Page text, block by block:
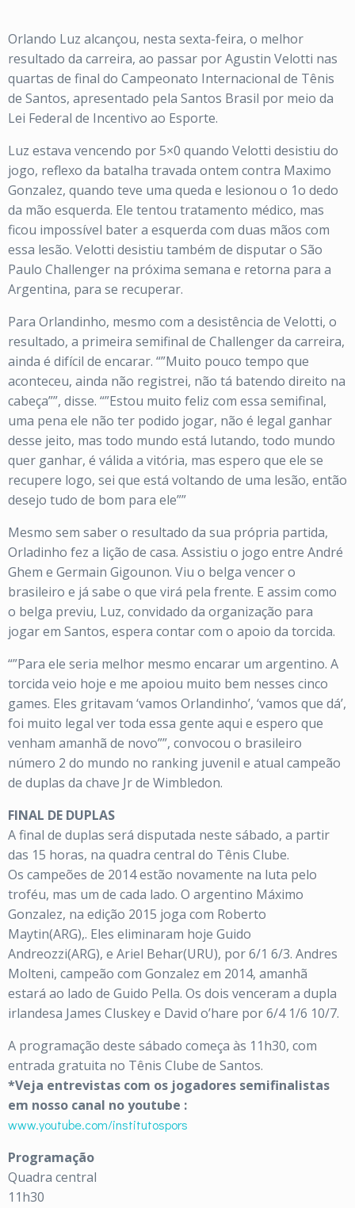
Orlando Luz alcançou, nesta sexta-feira, o melhor
resultado da carreira, ao passar por Agustin Velotti nas
quartas de final do Campeonato Internacional de Tênis
de Santos, apresentado pela Santos Brasil por meio da
Lei Federal de Incentivo ao Esporte.
Luz estava vencendo por 5×0 quando Velotti desistiu do
jogo, reflexo da batalha travada ontem contra Maximo
Gonzalez, quando teve uma queda e lesionou o 1o dedo
da mão esquerda. Ele tentou tratamento médico, mas
ficou impossível bater a esquerda com duas mãos com
essa lesão. Velotti desistiu também de disputar o São
Paulo Challenger na próxima semana e retorna para a
Argentina, para se recuperar.
Para Orlandinho, mesmo com a desistência de Velotti, o
resultado, a primeira semifinal de Challenger da carreira,
ainda é difícil de encarar. “”Muito pouco tempo que
aconteceu, ainda não registrei, não tá batendo direito na
cabeça””, disse. “”Estou muito feliz com essa semifinal,
uma pena ele não ter podido jogar, não é legal ganhar
desse jeito, mas todo mundo está lutando, todo mundo
quer ganhar, é válida a vitória, mas espero que ele se
recupere logo, sei que está voltando de uma lesão, então
desejo tudo de bom para ele””
Mesmo sem saber o resultado da sua própria partida,
Orladinho fez a lição de casa. Assistiu o jogo entre André
Ghem e Germain Gigounon. Viu o belga vencer o
brasileiro e já sabe o que virá pela frente. E assim como
o belga previu, Luz, convidado da organização para
jogar em Santos, espera contar com o apoio da torcida.
“”Para ele seria melhor mesmo encarar um argentino. A
torcida veio hoje e me apoiou muito bem nesses cinco
games. Eles gritavam ‘vamos Orlandinho’, ‘vamos que dá’,
foi muito legal ver toda essa gente aqui e espero que
venham amanhã de novo””, convocou o brasileiro
número 2 do mundo no ranking juvenil e atual campeão
de duplas da chave Jr de Wimbledon.
FINAL DE DUPLAS
A final de duplas será disputada neste sábado, a partir
das 15 horas, na quadra central do Tênis Clube.
Os campeões de 2014 estão novamente na luta pelo
troféu, mas um de cada lado. O argentino Máximo
Gonzalez, na edição 2015 joga com Roberto
Maytin(ARG),. Eles eliminaram hoje Guido
Andreozzi(ARG), e Ariel Behar(URU), por 6/1 6/3. Andres
Molteni, campeão com Gonzalez em 2014, amanhã
estará ao lado de Guido Pella. Os dois venceram a dupla
irlandesa James Cluskey e David o’hare por 6/4 1/6 10/7.
A programação deste sábado começa às 11h30, com
entrada gratuita no Tênis Clube de Santos.
*Veja entrevistas com os jogadores semifinalistas
em nosso canal no youtube :
www.youtube.com/institutospors
Programação
Quadra central
11h30